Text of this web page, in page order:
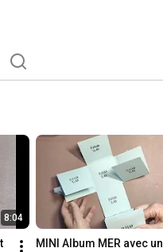
8:04
MINI Album MER avec un